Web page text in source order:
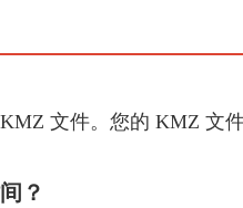
文件。您的 KMZ 文
？